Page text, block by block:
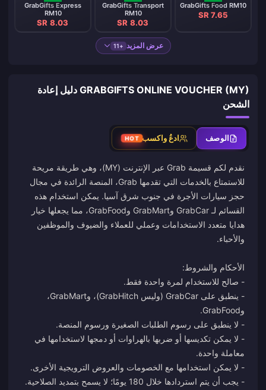
GrabGifts Food RM10
SR 7.65
GrabGifts Transport
RM10
SR 8.03
GrabGifts Express
RM10
SR 8.03
عرض المزيد +11
GRABGIFTS ONLINE VOUCHER (MY) دليل إعادة
الشحن
الوصف ادعُ واكسب HOT
نقدم لكم قسيمة Grab عبر الإنترنت (MY)، وهي طريقة مريحة
للاستمتاع بالخدمات التي تقدمها Grab، المنصة الرائدة في مجال
حجز سيارات الأجرة في جنوب شرق آسيا. يمكن استخدام هذه
القسائم لـ GrabCar وGrabMart وGrabFood، مما يجعلها خيار
هدايا متعدد الاستخدامات وعملي للعملاء والضيوف والموظفين
- ينطبق على GrabCar (وليس GrabHitch)، وGrabMart،
- لا يمكن تكديسها أو ضربها بالهراوات أو دمجها لاستخدامها في